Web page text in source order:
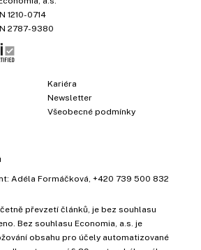
1210-0714
2787-9380
Kariéra
Newsletter
Všeobecné podmínky
Adéla Formáčková +420 739 500 832
převzetí článků, je bez souhlasu
Bez souhlasu Economia, a.s. je
obsahu pro účely automatizované